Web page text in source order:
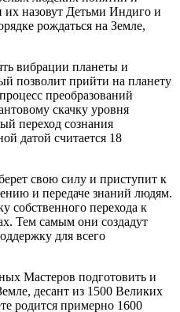
их назовут Детьми Индиго и
рождаться на Земле,
вибрации планеты и
позволит прийти на планету
преобразований
скачку уровня
переход сознания
датой считается 18
свою силу и приступит к
и передаче знаний людям.
собственного перехода к
Тем самым они создадут
для всего
Мастеров подготовить и
десант из 1500 Великих
родится примерно 1600